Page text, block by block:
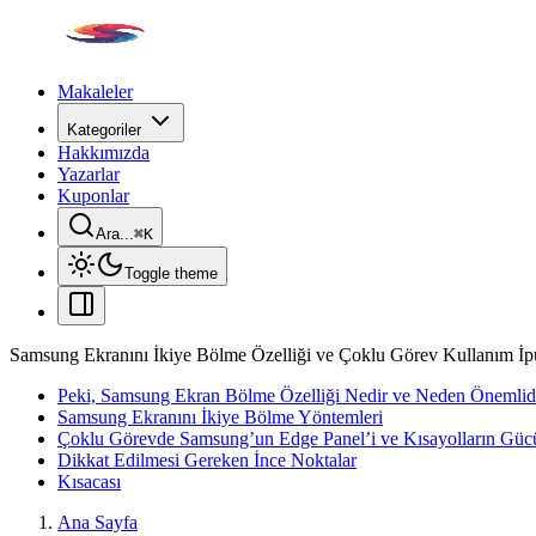
Makaleler
Kategoriler
Hakkımızda
Yazarlar
Kuponlar
Ara...⌘K
Toggle theme
Samsung Ekranını İkiye Bölme Özelliği ve Çoklu Görev Kullanım
Peki, Samsung Ekran Bölme Özelliği Nedir ve Neden
Samsung Ekranını İkiye Bölme Yöntemleri
Çoklu Görevde Samsung’un Edge Panel’i ve Kısayolların
Dikkat Edilmesi Gereken İnce Noktalar
Kısacası
Ana Sayfa